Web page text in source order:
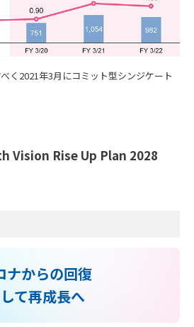
く2021年3月にコミット型シンジケート
Vision Rise Up Plan 2028
ナからの回復
て再成長へ